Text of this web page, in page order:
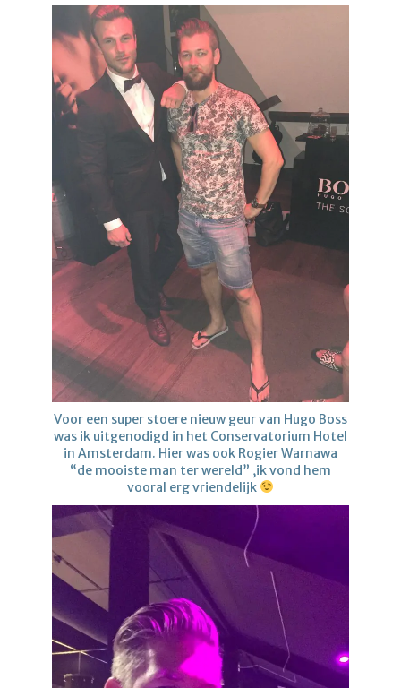
Voor een super stoere nieuw geur van Hugo Boss
was ik uitgenodigd in het Conservatorium Hotel
in Amsterdam. Hier was ook Rogier Warnawa
“de mooiste man ter wereld” ,ik vond hem
vooral erg vriendelijk